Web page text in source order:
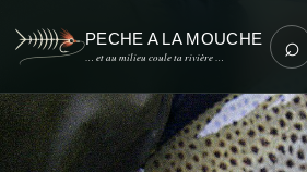
PECHE A LA MOUCHE
… et au milieu coule ta rivière … ⌕